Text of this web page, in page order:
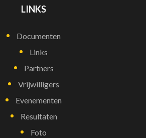
LINKS
Documenten
Links
Partners
Vrijwilligers
Evenementen
Resultaten
Foto